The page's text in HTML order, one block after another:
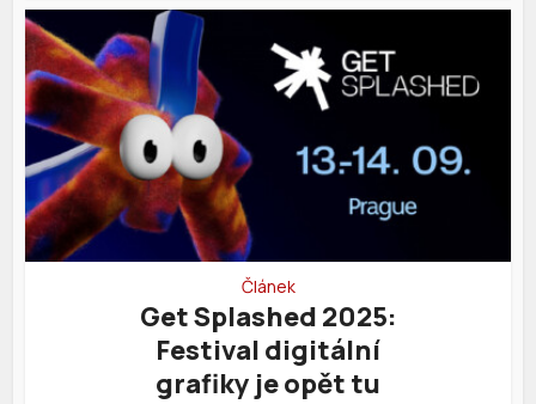
Článek
Get Splashed 2025:
Festival digitální
grafiky je opět tu